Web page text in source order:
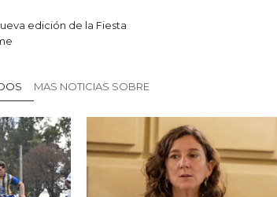
edición de la Fiesta
MAS NOTICIAS SOBRE